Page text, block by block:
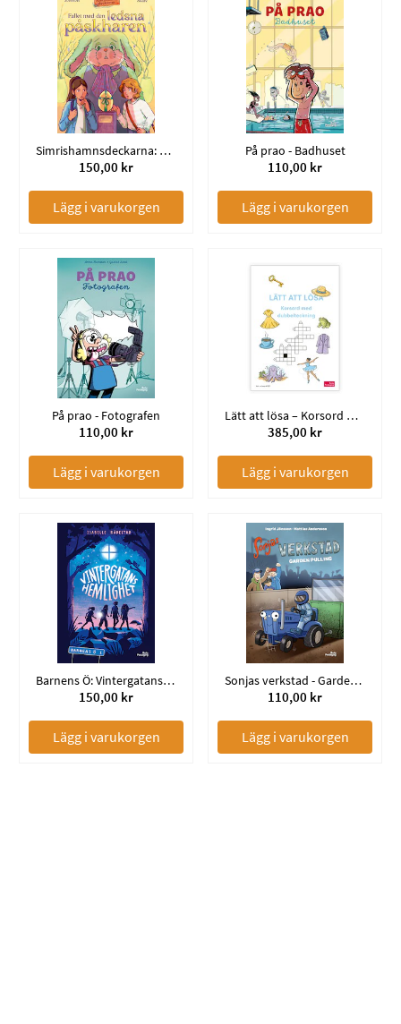
Simrishamnsdeckarna: Fallet med den ledsna påskharen
150,00 kr
Lägg i varukorgen
På prao - Badhuset
110,00 kr
Lägg i varukorgen
På prao - Fotografen
110,00 kr
Lägg i varukorgen
Lätt att lösa – Korsord med dubbelteckning
385,00 kr
Lägg i varukorgen
Barnens Ö: Vintergatans hemlighet
150,00 kr
Lägg i varukorgen
Sonjas verkstad - Garden Pulling
110,00 kr
Lägg i varukorgen